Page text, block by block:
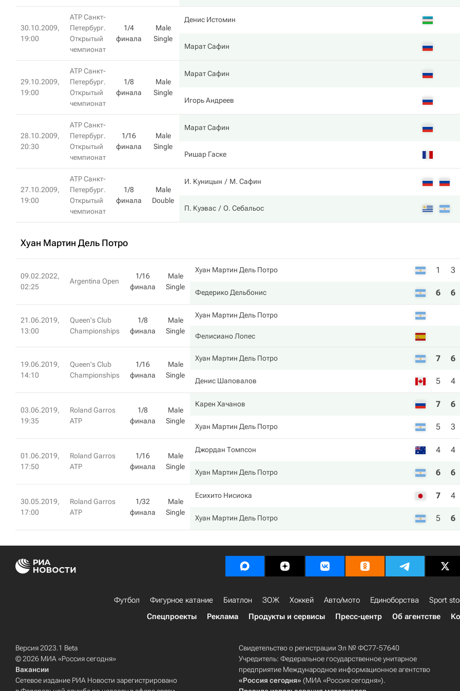
30.10.2009,
19:00
ATP Санкт-
Петербург.
Открытый
чемпионат
1/4
финала
Male
Single
Денис Истомин
Марат Сафин
29.10.2009,
19:00
ATP Санкт-
Петербург.
Открытый
чемпионат
1/8
финала
Male
Single
Марат Сафин
Игорь Андреев
28.10.2009,
20:30
ATP Санкт-
Петербург.
Открытый
чемпионат
1/16
финала
Male
Single
Марат Сафин
Ришар Гаске
27.10.2009,
19:00
ATP Санкт-
Петербург.
Открытый
чемпионат
1/8
финала
Male
Double
И. Куницын М. Сафин
П. Куэвас О. Себальос
Хуан Мартин Дель Потро
09.02.2022,
02:25
Argentina Open
1/16
финала
Male
Single
Хуан Мартин Дель Потро 1 3
Федерико Дельбонис 6 6
21.06.2019,
13:00
Queen's Club
Championships
1/8
финала
Male
Single
Хуан Мартин Дель Потро
Фелисиано Лопес
19.06.2019,
14:10
Queen's Club
Championships
1/16
финала
Male
Single
Хуан Мартин Дель Потро 7 6
Денис Шаповалов 5 4
03.06.2019,
19:35
Roland Garros
ATP
1/8
финала
Male
Single
Карен Хачанов 7 6
Хуан Мартин Дель Потро 5 3
01.06.2019,
17:50
Roland Garros
ATP
1/16
финала
Male
Single
Джордан Томпсон 4 4
Хуан Мартин Дель Потро 6 6
30.05.2019,
17:00
Roland Garros
ATP
1/32
финала
Male
Single
Есихито Нисиока 7 4
Хуан Мартин Дель Потро 5 6
Футбол Фигурное катание Биатлон ЗОЖ Хоккей Авто/мото Единоборства Sport
Спецпроекты
Реклама Продукты и сервисы Пресс-центр Об агентстве
Версия 2023.1 Beta
© 2026 МИА «Россия сегодня»
Вакансии
Сетевое издание РИА Новости зарегистрировано
Свидетельство о регистрации Эл № ФС77-57640
Учредитель: Федеральное государственное унитарное
предприятие Международное информационное агентство
«Россия сегодня» (МИА «Россия сегодня»).